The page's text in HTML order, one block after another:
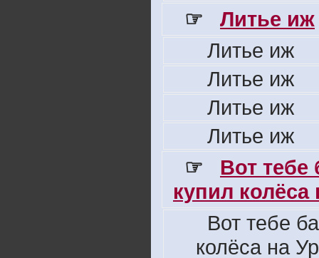
☞
Литье иж
Литье иж
Литье иж
Литье иж
Литье иж
☞
Вот
купил колёса
Вот тебе
колёса на